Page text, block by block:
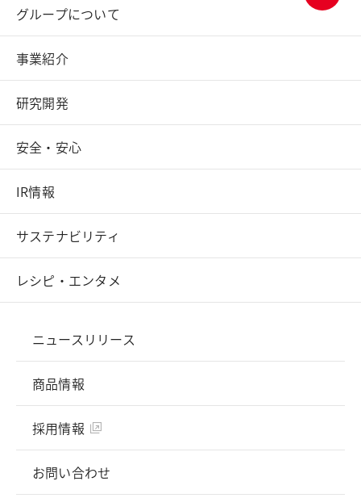
トップ
グループについて
事業紹介
研究開発
安全・安心
IR情報
サステナビリティ
レシピ・エンタメ
ニュースリリース
商品情報
採用情報
お問い合わせ